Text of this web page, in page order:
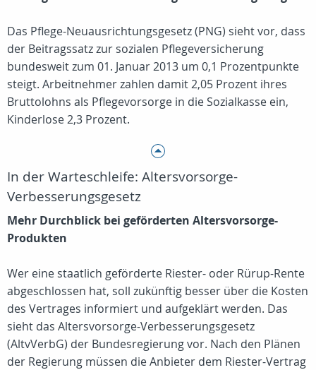
Das Pflege-Neuausrichtungsgesetz (PNG) sieht vor, dass
der Beitragssatz zur sozialen Pflegeversicherung
bundesweit zum 01. Januar 2013 um 0,1 Prozentpunkte
steigt. Arbeitnehmer zahlen damit 2,05 Prozent ihres
Bruttolohns als Pflegevorsorge in die Sozialkasse ein,
Kinderlose 2,3 Prozent.
In der Warteschleife: Altersvorsorge-
Verbesserungsgesetz
Mehr Durchblick bei geförderten Altersvorsorge-
Produkten
Wer eine staatlich geförderte Riester- oder Rürup-Rente
abgeschlossen hat, soll zukünftig besser über die Kosten
des Vertrages informiert und aufgeklärt werden. Das
sieht das Altersvorsorge-Verbesserungsgesetz
(AltvVerbG) der Bundesregierung vor. Nach den Plänen
der Regierung müssen die Anbieter dem Riester-Vertrag